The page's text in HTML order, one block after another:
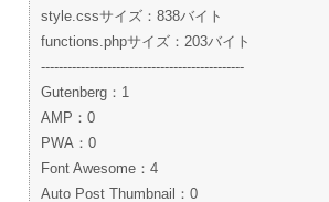
style.cssサイズ：838バイト
functions.phpサイズ：203バイト
----------------------------------------------
Gutenberg：1
AMP：0
PWA：0
Font Awesome：4
Auto Post Thumbnail：0